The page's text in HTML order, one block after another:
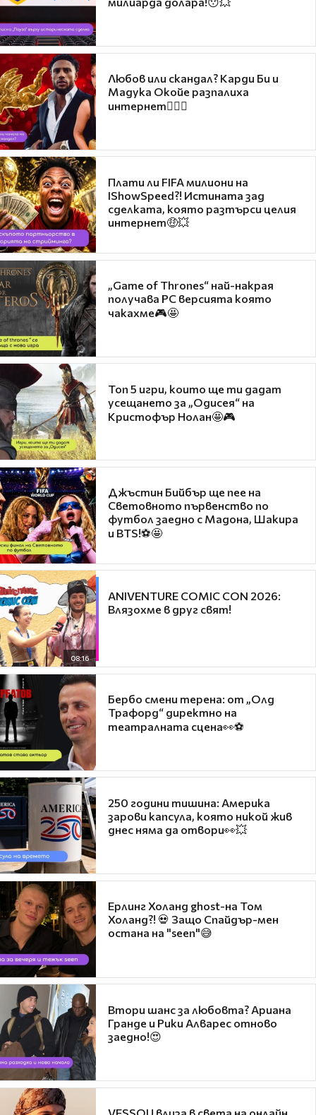
Любов или скандал? Карди Би и
Мадука Окойе разпалиха
интернет❤️‍🔥🔥
Плати ли FIFA милиони на
IShowSpeed?! Истината зад
сделката, която разтърси целия
интернет🤑💥
„Game of Thrones“ най-накрая
получава PC версията която
чакахме🎮🤩
Топ 5 игри, които ще ти дадат
усещането за „Одисея“ на
Кристофър Нолан🤩🎮
Джъстин Бийбър ще пее на
Световното първенство по
футбол заедно с Мадона, Шакира
и BTS!⚽🤩
08:16
ANIVENTURE COMIC CON 2026:
Влязохме в друг свят!
Бербо смени терена: от „Олд
Трафорд“ директно на
театралната сцена👀⚽
250 години тишина: Америка
зарови капсула, която никой жив
днес няма да отвори👀💥
Ерлинг Холанд ghost-на Том
Холанд?! 💀 Защо Спайдър-мен
остана на "seen"😅
Втори шанс за любовта? Ариана
Гранде и Рики Алварес отново
заедно!😍